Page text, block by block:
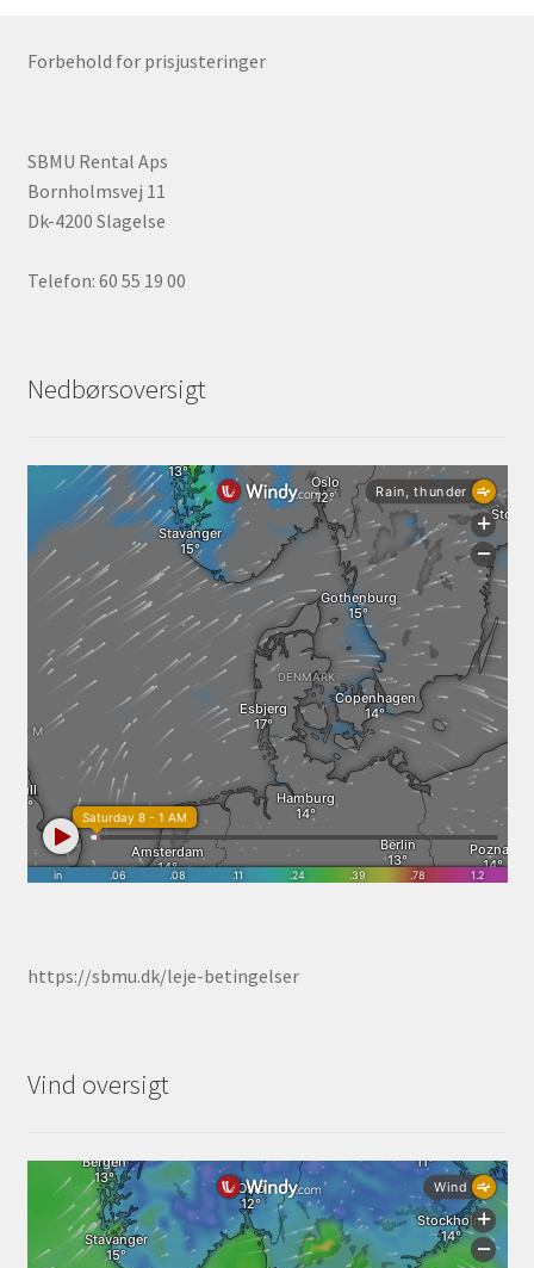
Forbehold for prisjusteringer
SBMU Rental Aps
Bornholmsvej 11
Dk-4200 Slagelse
Telefon: 60 55 19 00
Nedbørsoversigt
https://sbmu.dk/leje-betingelser
Vind oversigt